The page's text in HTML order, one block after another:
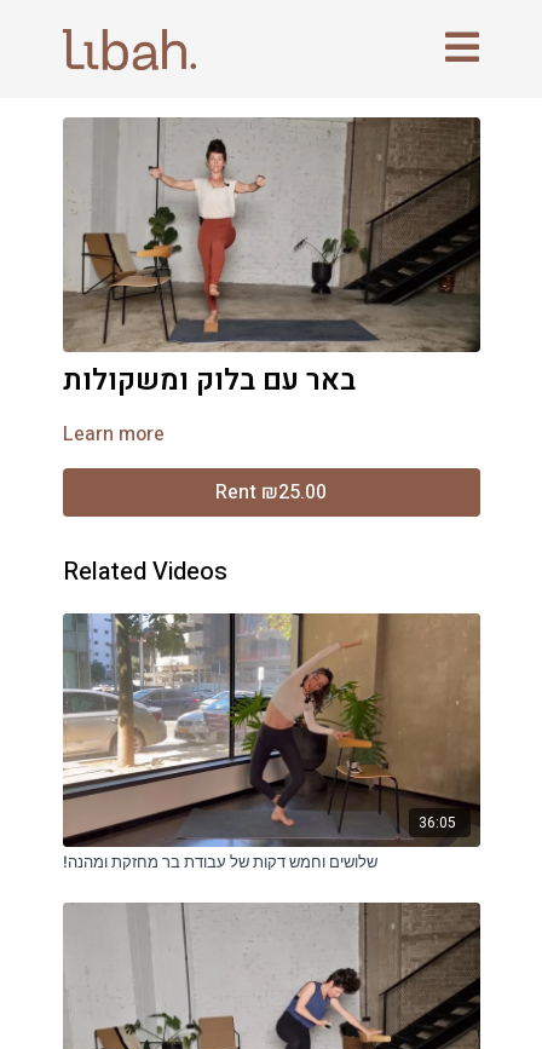
באר עם בלוק ומשקולות
Learn more
Rent ₪25.00
Related Videos
36:05
!שלושים וחמש דקות של עבודת בר מחזקת ומהנה